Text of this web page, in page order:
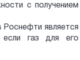
с получением
Роснефти является
если газ для его